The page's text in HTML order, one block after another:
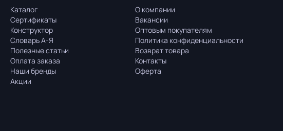
Каталог
Сертификаты
Конструктор
Словарь А-Я
Полезные статьи
Оплата заказа
Наши бренды
Акции
О компании
Вакансии
Оптовым покупателям
Политика конфиденциальности
Возврат товара
Контакты
Оферта